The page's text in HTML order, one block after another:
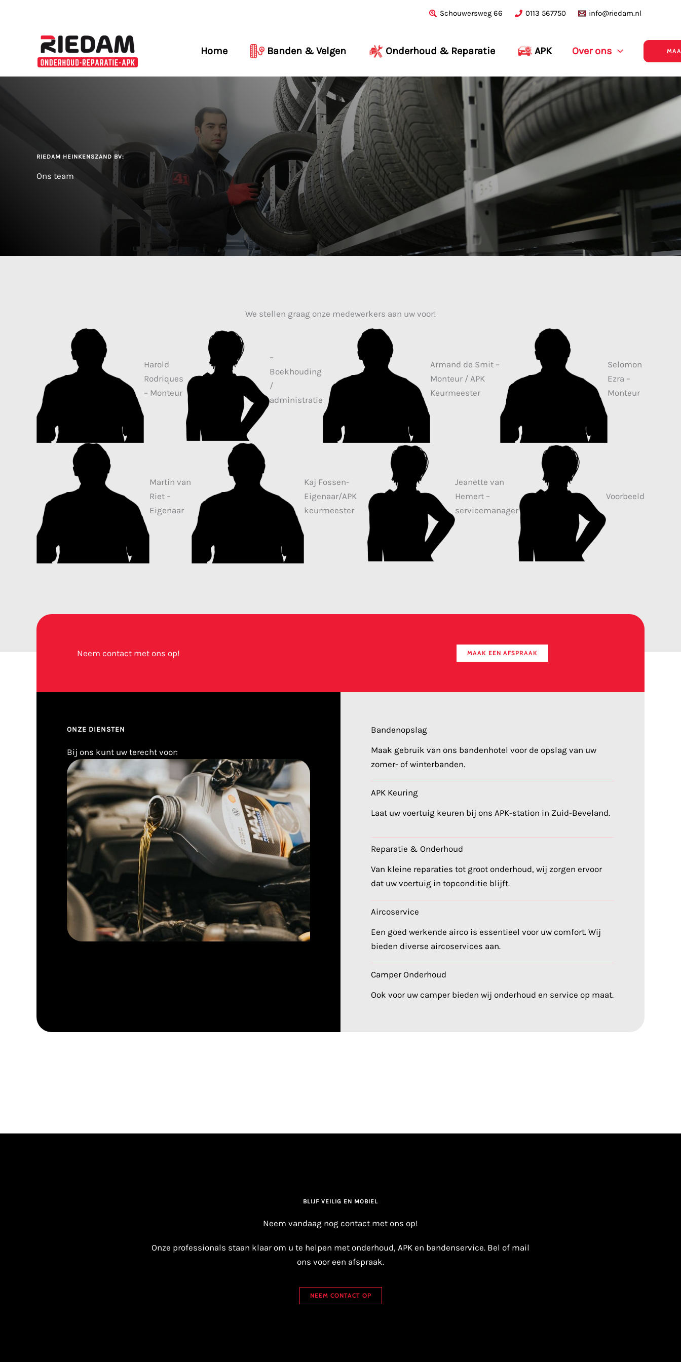
Schouwersweg 66 0113 567750 info@riedam.nl
Home Banden & Velgen Onderhoud & Reparatie APK Over ons
RIEDAM HEINKENSZAND BV:
Ons team
We stellen graag onze medewerkers aan uw voor!
Harold
Rodriques
– Monteur
–
Boekhouding
/
administratie
Armand de Smit –
Monteur / APK
Keurmeester
Selomon
Ezra –
Monteur
Martin van
Riet –
Eigenaar
Kaj Fossen-
Eigenaar/APK
keurmeester
Jeanette van
Hemert –
servicemanager
Voorbeeld
Neem contact met ons op! MAAK EEN AFSPRAAK
ONZE DIENSTEN
Bij ons kunt uw terecht voor:
Bandenopslag
Maak gebruik van ons bandenhotel voor de opslag van uw
zomer- of winterbanden.
APK Keuring
Laat uw voertuig keuren bij ons APK-station in Zuid-Beveland.
Reparatie & Onderhoud
Van kleine reparaties tot groot onderhoud, wij zorgen ervoor
dat uw voertuig in topconditie blijft.
Aircoservice
Een goed werkende airco is essentieel voor uw comfort. Wij
bieden diverse aircoservices aan.
Camper Onderhoud
Ook voor uw camper bieden wij onderhoud en service op maat.
BLIJF VEILIG EN MOBIEL
Neem vandaag nog contact met ons op!
Onze professionals staan klaar om u te helpen met onderhoud, APK en bandenservice. Bel of mail
ons voor een afspraak.
NEEM CONTACT OP